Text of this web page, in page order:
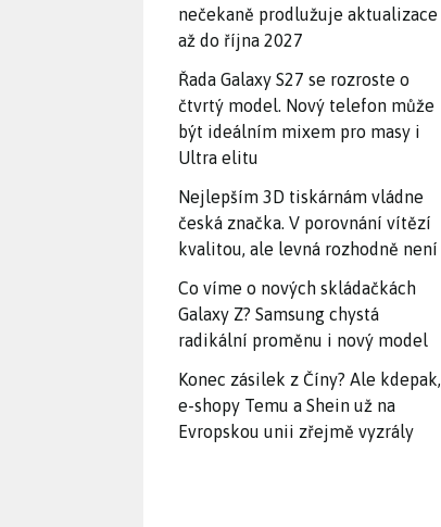
nečekaně prodlužuje aktualizace
až do října 2027
Řada Galaxy S27 se rozroste o
čtvrtý model. Nový telefon může
být ideálním mixem pro masy i
Ultra elitu
Nejlepším 3D tiskárnám vládne
česká značka. V porovnání vítězí
kvalitou, ale levná rozhodně není
Co víme o nových skládačkách
Galaxy Z? Samsung chystá
radikální proměnu i nový model
Konec zásilek z Číny? Ale kdepak,
e-shopy Temu a Shein už na
Evropskou unii zřejmě vyzrály